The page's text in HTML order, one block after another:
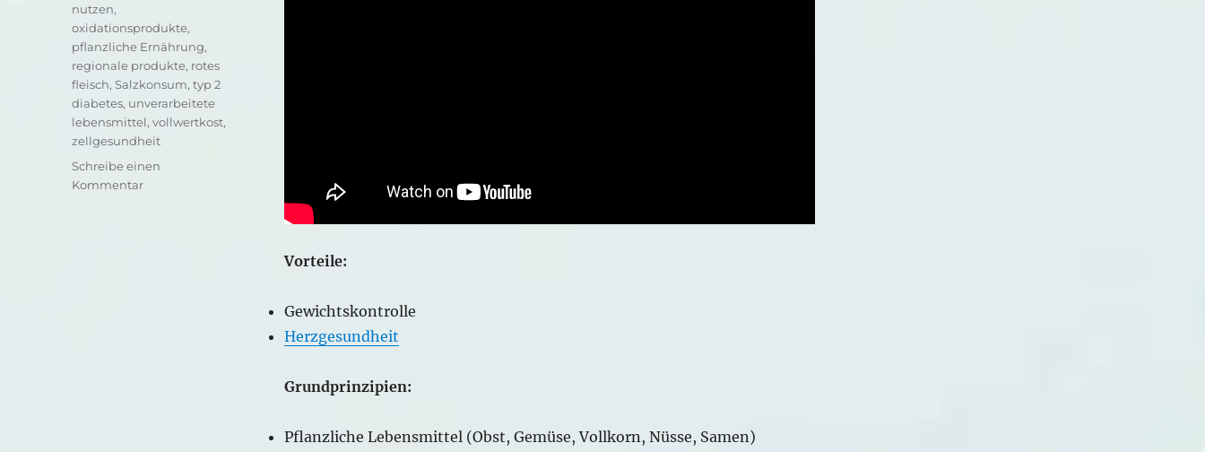
Vorteile:
Gewichtskontrolle
Herzgesundheit
Grundprinzipien:
Pflanzliche Lebensmittel (Obst, Gemüse, Vollkorn, Nüsse, Samen)
nutzen,
oxidationsprodukte,
pflanzliche Ernährung,
regionale produkte, rotes
fleisch,Salzkonsum,typ 2
diabetes, unverarbeitete
lebensmittel,vollwertkost,
zellgesundheit
Schreibe einen
Kommentarzu